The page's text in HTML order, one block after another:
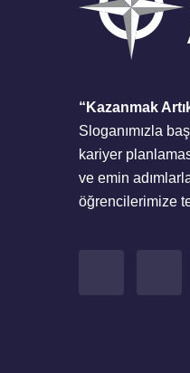
“Kazanmak
Sloganımızla
kariyer
ve emin
öğrencilerimize